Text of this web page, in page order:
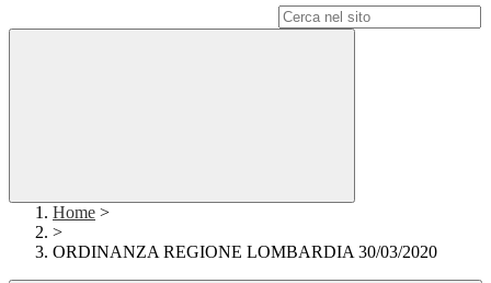
Home >
>
ORDINANZA REGIONE LOMBARDIA 30/03/2020